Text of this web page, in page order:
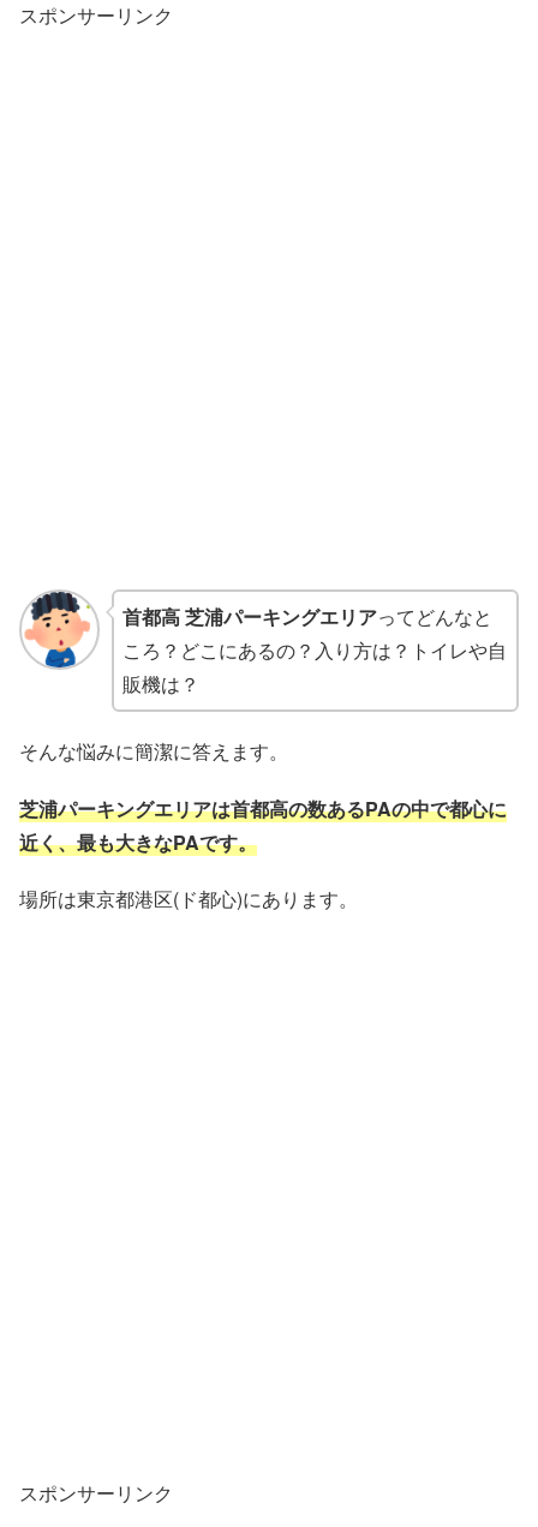
スポンサーリンク
首都高 芝浦パーキングエリアってどんなと
ころ？どこにあるの？入り方は？トイレや自
販機は？
そんな悩みに簡潔に答えます。
芝浦パーキングエリアは首都高の数あるPAの中で都心に
近く、最も大きなPAです。
場所は東京都港区(ド都心)にあります。
スポンサーリンク